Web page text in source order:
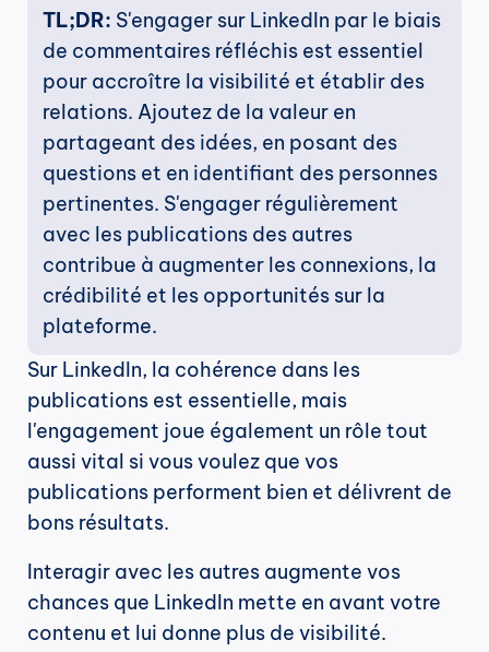
TL;DR: S'engager sur LinkedIn par le biais
de commentaires réfléchis est essentiel
pour accroître la visibilité et établir des
relations. Ajoutez de la valeur en
partageant des idées, en posant des
questions et en identifiant des personnes
pertinentes. S'engager régulièrement
avec les publications des autres
contribue à augmenter les connexions, la
crédibilité et les opportunités sur la
plateforme.
Sur LinkedIn, la cohérence dans les
publications est essentielle, mais
l'engagement joue également un rôle tout
aussi vital si vous voulez que vos
publications performent bien et délivrent de
bons résultats.
Interagir avec les autres augmente vos
chances que LinkedIn mette en avant votre
contenu et lui donne plus de visibilité.